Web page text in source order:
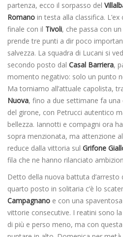
partenza, ecco il sorpasso del
Romano in testa alla classifica.
finale con il Tivoli, che passa con
prende tre punti a dir poco
salvezza. La squadra di Lucani si
secondo posto dal Casal Barriera,
momento negativo: solo un punto
Ma torniamo all’attuale capolista,
Nuova, fino a due settimane fa
del girone, con Petrucci autentico
bellezza. Iannotti e compagni ora
sopra menzionata, ma attenzione
reduce dalla vittoria sul Grifone
fila che ne hanno rilanciato
Detto della nuova battuta
quarto posto in solitaria c’è lo
Campagnano e con una
vittorie consecutive. I reatini sono
di più e perso meno, ma con